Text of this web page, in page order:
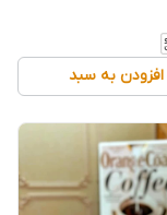
افزودن به سبد